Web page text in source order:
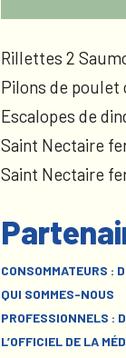
Rillettes 2
Pilons de poulet
Escalopes de
Saint Nectaire
Saint Nectaire
CONSOMMATEURS :
QUI SOMMES-NOUS
PROFESSIONNELS :
L’OFFICIEL DE LA